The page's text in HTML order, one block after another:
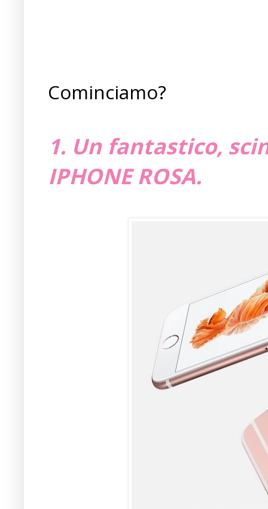
Cominciamo?
1. Un fantastico,
IPHONE ROSA.